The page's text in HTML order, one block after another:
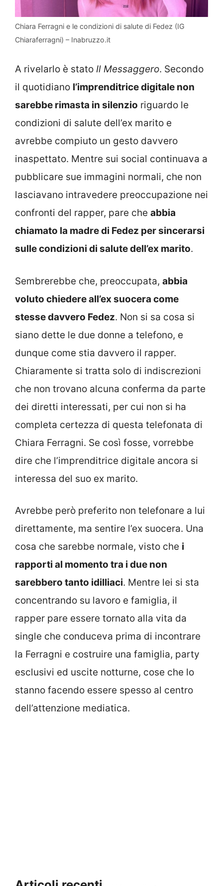
Chiara Ferragni e le condizioni di salute di Fedez (IG
Chiaraferragni) – Inabruzzo.it
A rivelarlo è stato Il Messaggero. Secondo
il quotidiano l’imprenditrice digitale non
sarebbe rimasta in silenzio riguardo le
condizioni di salute dell’ex marito e
avrebbe compiuto un gesto davvero
inaspettato. Mentre sui social continuava a
pubblicare sue immagini normali, che non
lasciavano intravedere preoccupazione nei
confronti del rapper, pare che abbia
chiamato la madre di Fedez per sincerarsi
sulle condizioni di salute dell’ex marito.
Sembrerebbe che, preoccupata, abbia
voluto chiedere all’ex suocera come
stesse davvero Fedez. Non si sa cosa si
siano dette le due donne a telefono, e
dunque come stia davvero il rapper.
Chiaramente si tratta solo di indiscrezioni
che non trovano alcuna conferma da parte
dei diretti interessati, per cui non si ha
completa certezza di questa telefonata di
Chiara Ferragni. Se così fosse, vorrebbe
dire che l’imprenditrice digitale ancora si
interessa del suo ex marito.
Avrebbe però preferito non telefonare a lui
direttamente, ma sentire l’ex suocera. Una
cosa che sarebbe normale, visto che i
rapporti al momento tra i due non
sarebbero tanto idilliaci. Mentre lei si sta
concentrando su lavoro e famiglia, il
rapper pare essere tornato alla vita da
single che conduceva prima di incontrare
la Ferragni e costruire una famiglia, party
esclusivi ed uscite notturne, cose che lo
stanno facendo essere spesso al centro
dell’attenzione mediatica.